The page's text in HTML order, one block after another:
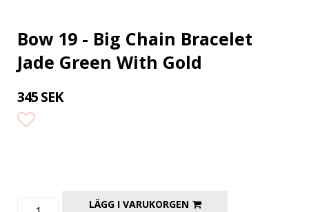
Bow 19 - Big Chain Bracelet
Jade Green With Gold
345 SEK
LÄGG I VARUKORGEN